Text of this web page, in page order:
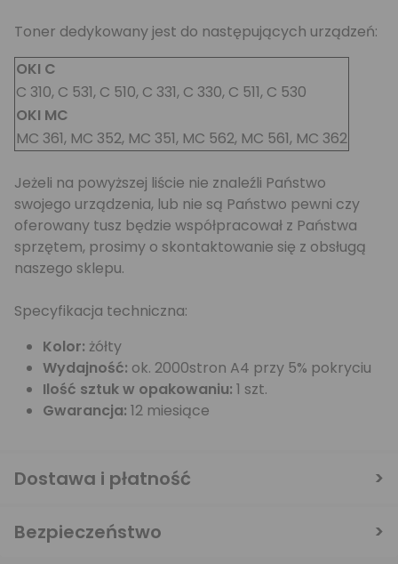
Toner dedykowany jest do następujących urządzeń:
OKI C
C 310, C 531, C 510, C 331, C 330, C 511, C 530
OKI MC
MC 361, MC 352, MC 351, MC 562, MC 561, MC 362
Jeżeli na powyższej liście nie znaleźli Państwo
swojego urządzenia, lub nie są Państwo pewni czy
oferowany tusz będzie współpracował z Państwa
sprzętem, prosimy o skontaktowanie się z obsługą
naszego sklepu.
Specyfikacja techniczna:
Kolor: żółty
Wydajność: ok. 2000stron A4 przy 5% pokryciu
Ilość sztuk w opakowaniu: 1 szt.
Gwarancja: 12 miesiące
Dostawa i płatność
Bezpieczeństwo